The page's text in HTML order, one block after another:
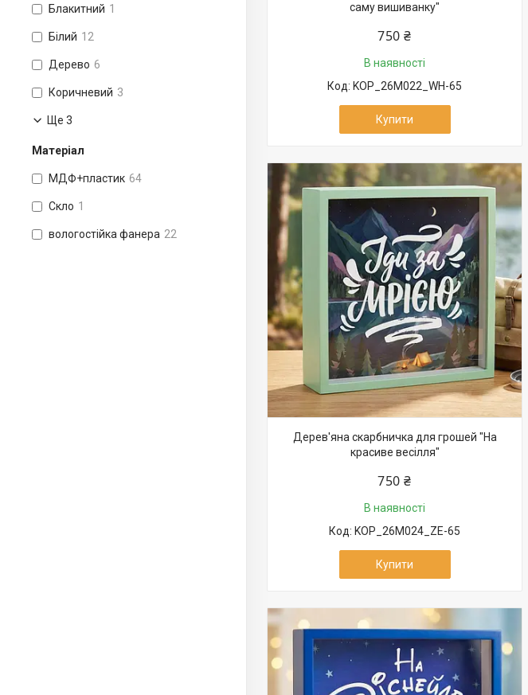
Блакитний 1
Білий 12
Дерево 6
Коричневий 3
Ще 3
Матеріал
МДФ+пластик 64
Скло 1
вологостійка фанера 22
саму вишиванку"
750 ₴
В наявності
KOP_26M022_WH-65
Купити
Дерев'яна скарбничка для грошей "На
красиве весілля"
750 ₴
В наявності
KOP_26M024_ZE-65
Купити